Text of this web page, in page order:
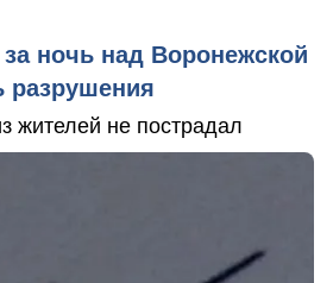
ночь над Воронежской
разрушения
жителей не пострадал